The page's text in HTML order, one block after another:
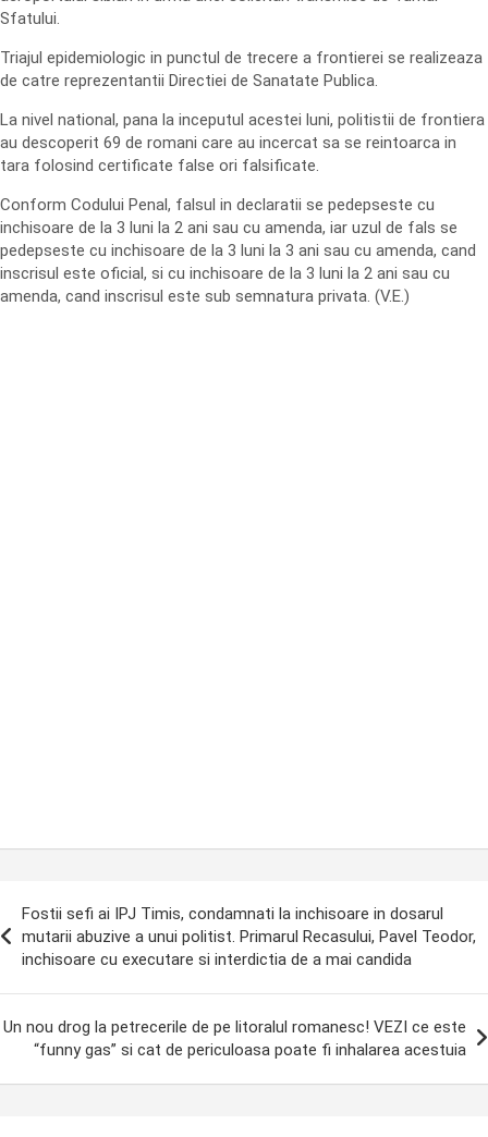
Sfatului.
Triajul epidemiologic in punctul de trecere a frontierei se realizeaza
de catre reprezentantii Directiei de Sanatate Publica.
La nivel national, pana la inceputul acestei luni, politistii de frontiera
au descoperit 69 de romani care au incercat sa se reintoarca in
tara folosind certificate false ori falsificate.
Conform Codului Penal, falsul in declaratii se pedepseste cu
inchisoare de la 3 luni la 2 ani sau cu amenda, iar uzul de fals se
pedepseste cu inchisoare de la 3 luni la 3 ani sau cu amenda, cand
inscrisul este oficial, si cu inchisoare de la 3 luni la 2 ani sau cu
amenda, cand inscrisul este sub semnatura privata. (V.E.)
Fostii sefi ai IPJ Timis, condamnati la inchisoare in dosarul
mutarii abuzive a unui politist. Primarul Recasului, Pavel Teodor,
inchisoare cu executare si interdictia de a mai candida
Un nou drog la petrecerile de pe litoralul romanesc! VEZI ce este
“funny gas” si cat de periculoasa poate fi inhalarea acestuia